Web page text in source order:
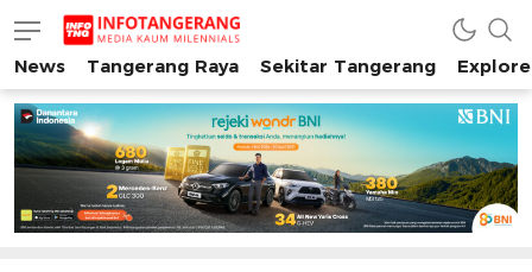
INFO TANGERANG
Media Kaum Millenials Tangerang Raya
News Tangerang Raya Sekitar Tangerang